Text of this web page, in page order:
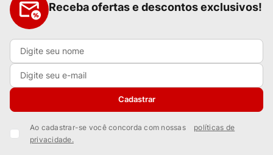
Receba ofertas e descontos exclusivos!
Cadastrar
Ao cadastrar-se você concorda com nossas
políticas de
privacidade.